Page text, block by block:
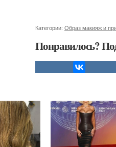
Категории: Образ макияж и
Понравилось?